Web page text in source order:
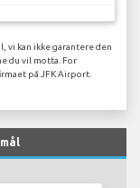
vi kan ikke garantere den
du vil motta. For
på JFK Airport.